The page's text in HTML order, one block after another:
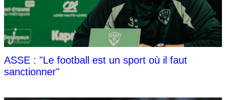
ASSE : "Le football est un sport où il faut
sanctionner"